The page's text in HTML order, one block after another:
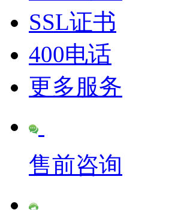
SSL证书
400电话
更多服务
售前咨询